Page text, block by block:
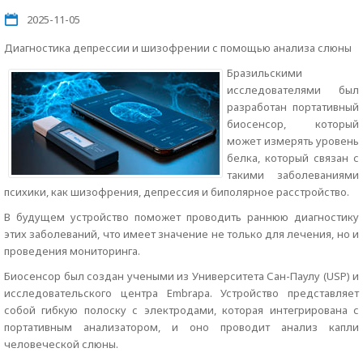
2025-11-05
Диагностика депрессии и шизофрении с помощью анализа слюны
Бразильскими
исследователями был
разработан портативный
биосенсор, который
может измерять уровень
белка, который связан с
такими заболеваниями
психики, как шизофрения, депрессия и биполярное расстройство.
В будущем устройство поможет проводить раннюю диагностику
этих заболеваний, что имеет значение не только для лечения, но и
проведения мониторинга.
Биосенсор был создан учеными из Университета Сан-Паулу (USP) и
исследовательского центра Embrapa. Устройство представляет
собой гибкую полоску с электродами, которая интегрирована с
портативным анализатором, и оно проводит анализ капли
человеческой слюны.